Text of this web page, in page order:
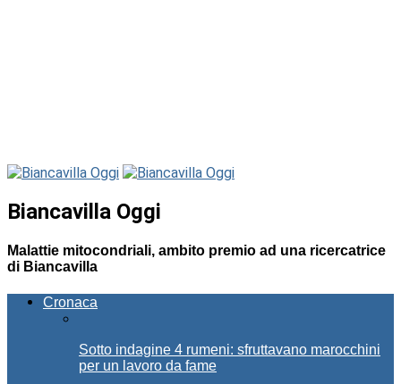
Biancavilla Oggi
Malattie mitocondriali, ambito premio ad una ricercatrice
di Biancavilla
Cronaca
Sotto indagine 4 rumeni: sfruttavano marocchini
per un lavoro da fame